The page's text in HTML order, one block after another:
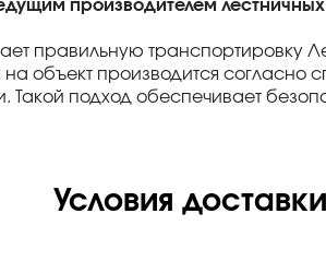
производителем
правильную
объект производится согласно
Такой подход обеспечивает
Условия